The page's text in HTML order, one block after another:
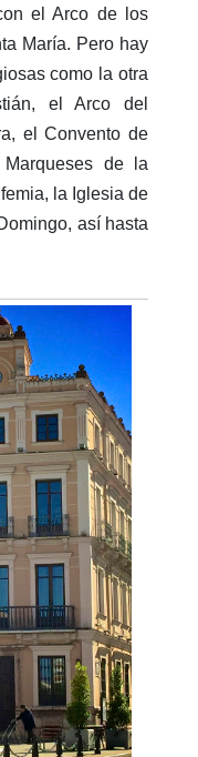
el Arco de los
Marí­a. Pero hay
como la otra
el Arco del
el Convento de
de la
la Iglesia de
así hasta